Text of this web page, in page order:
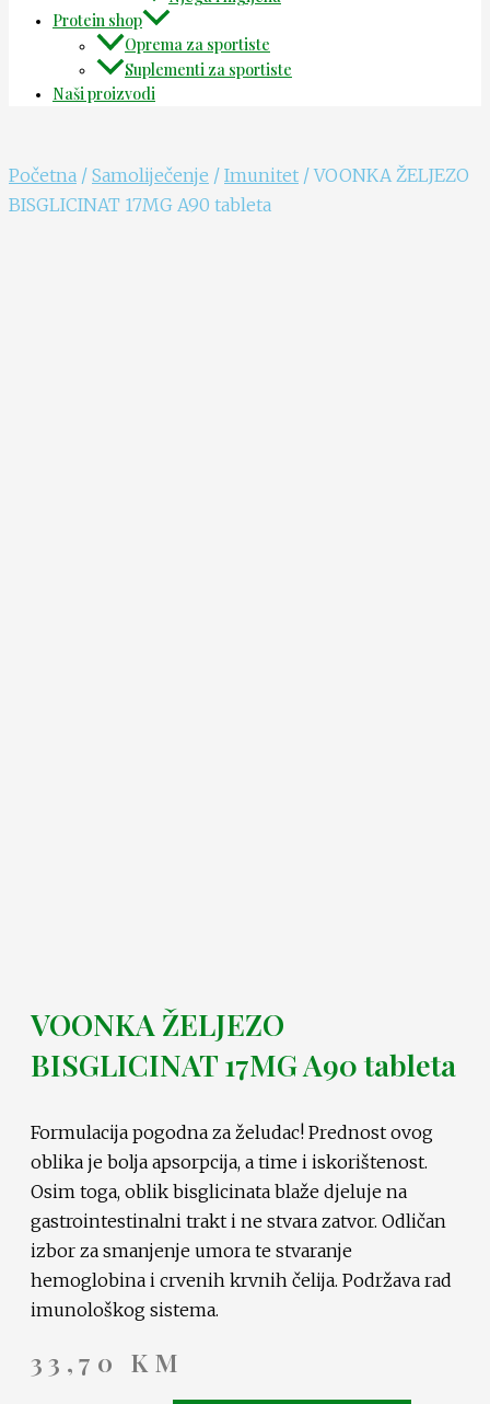
Protein shop
Oprema za sportiste
Suplementi za sportiste
Naši proizvodi
Početna / Samoliječenje / Imunitet / VOONKA ŽELJEZO
BISGLICINAT 17MG A90 tableta
VOONKA ŽELJEZO
BISGLICINAT 17MG A90 tableta
Formulacija pogodna za želudac! Prednost ovog
oblika je bolja apsorpcija, a time i iskorištenost.
Osim toga, oblik bisglicinata blaže djeluje na
gastrointestinalni trakt i ne stvara zatvor. Odličan
izbor za smanjenje umora te stvaranje
hemoglobina i crvenih krvnih čelija. Podržava rad
imunološkog sistema.
33,70 KM